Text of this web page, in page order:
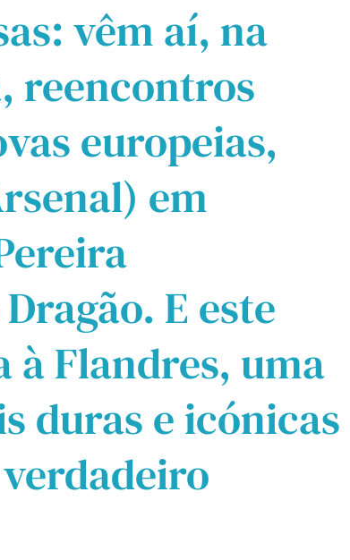
vêm aí, na
reencontros
europeias,
em
E este
à Flandres, uma
duras e icónicas